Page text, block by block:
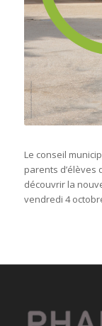
Le conseil
parents d’élèves
découvrir la
vendredi 4